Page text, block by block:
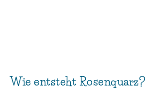
Wie entsteht Rosenquarz?